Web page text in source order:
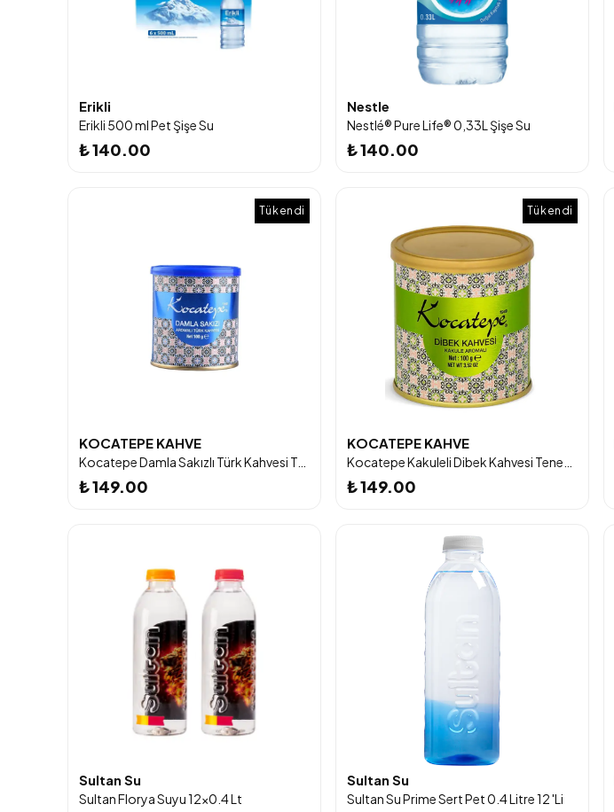
Erikli
Erikli 500 ml Pet Şişe Su
₺ 140.00
Nestle
Nestlé® Pure Life® 0,33L Şişe Su
₺ 140.00
Tükendi
KOCATEPE KAHVE
₺ 149.00
Tükendi
KOCATEPE KAHVE
₺ 149.00
Sultan Su
Sultan Florya Suyu 12x0.4 Lt
Sultan Su
Sultan Su Prime Sert Pet 0.4 Litre 12 'Li